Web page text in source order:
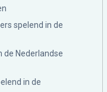
spelend in de
de Nederlandse
in de